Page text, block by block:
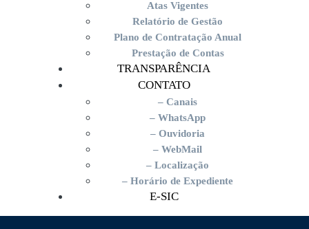
Atas Vigentes
Relatório de Gestão
Plano de Contratação Anual
Prestação de Contas
TRANSPARÊNCIA
CONTATO
– Canais
– WhatsApp
– Ouvidoria
– WebMail
– Localização
– Horário de Expediente
E-SIC